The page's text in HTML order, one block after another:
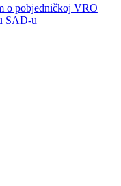
o pobjedničkoj VRO
SAD-u